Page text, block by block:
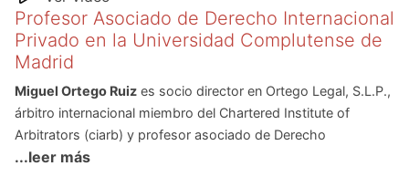
Profesor Asociado de Derecho Internacional
Privado en la Universidad Complutense de
Madrid
Miguel Ortego Ruiz es socio director en Ortego Legal, S.L.P.,
árbitro internacional miembro del Chartered Institute of
Arbitrators (ciarb) y profesor asociado de Derecho
internacional privado en la Universidad Complutense de
...leer más